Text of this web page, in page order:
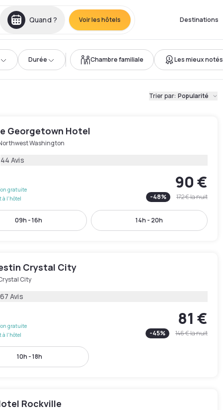
Quand ? Voir les hôtels Destinations
Durée Chambre familiale Les mieux notés
Trier par: Popularité
Georgetown Hotel
Washington
44 Avis
gratuite
à l'hôtel
90 €
-48% 172 €la nuit
09h - 16h 14h - 20h
Crystal City
City
67 Avis
gratuite
à l'hôtel
81 €
-45% 146 €la nuit
10h - 18h
Rockville